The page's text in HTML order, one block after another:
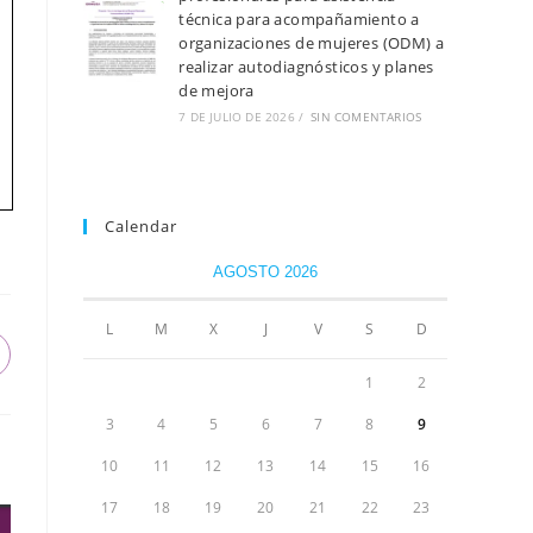
técnica para acompañamiento a
organizaciones de mujeres (ODM) a
realizar autodiagnósticos y planes
de mejora
7 DE JULIO DE 2026 / SIN COMENTARIOS
Calendar
AGOSTO 2026
L M X J V S D
1 2
3 4 5 6 7 8 9
10 11 12 13 14 15 16
17 18 19 20 21 22 23